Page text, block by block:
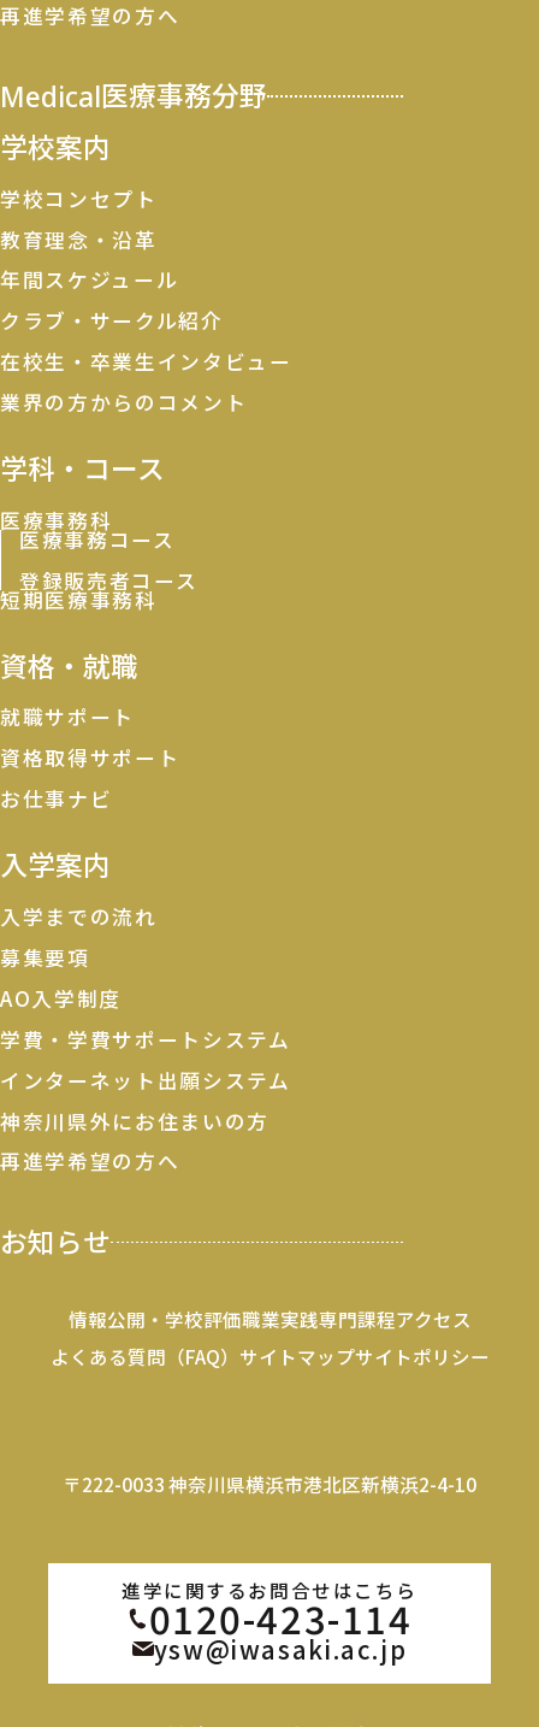
再進学希望の方へ
Medical医療事務分野
学校案内
学校コンセプト
教育理念・沿革
年間スケジュール
クラブ・サークル紹介
在校生・卒業生インタビュー
業界の方からのコメント
学科・コース
医療事務科
医療事務コース
登録販売者コース
短期医療事務科
資格・就職
就職サポート
資格取得サポート
お仕事ナビ
入学案内
入学までの流れ
募集要項
AO入学制度
学費・学費サポートシステム
インターネット出願システム
神奈川県外にお住まいの方
再進学希望の方へ
お知らせ
情報公開・学校評価職業実践専門課程アクセス
よくある質問（FAQ） サイトマップサイトポリシー
〒222-0033 神奈川県横浜市港北区新横浜2-4-10
進学に関するお問合せはこちら
0120-423-114
ysw@iwasaki.ac.jp